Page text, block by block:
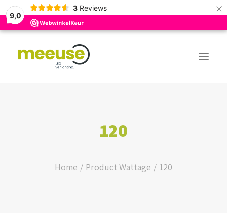
9,0
3 Reviews ×
BUDGET ASSORTIMENT120
Home Product Wattage 120